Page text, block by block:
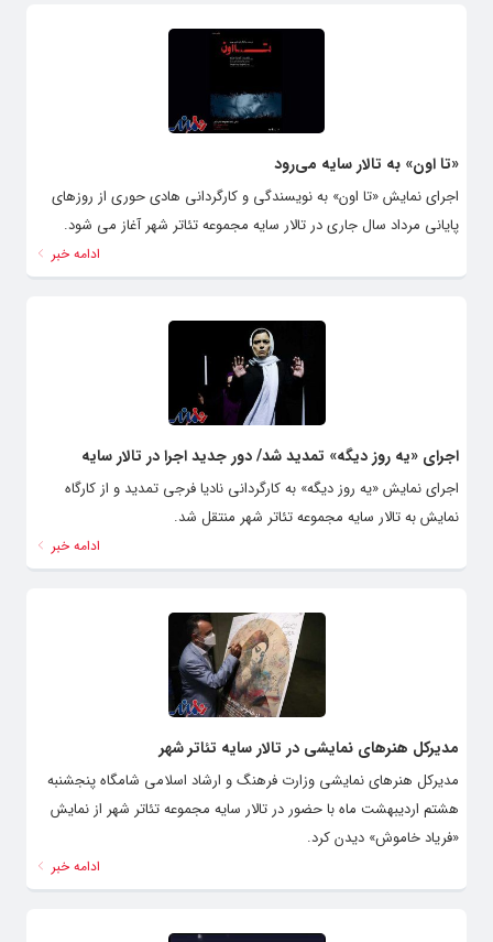
«تا اون» به تالار سایه می‌رود
اجرای نمایش «تا اون» به نویسندگی و کارگردانی هادی حوری از روزهای
پایانی مرداد سال جاری در تالار سایه مجموعه تئاتر شهر آغاز می شود.
ادامه خبر
اجرای «یه روز دیگه» تمدید شد/ دور جدید اجرا در تالار سایه
اجرای نمایش «یه روز دیگه» به کارگردانی نادیا فرجی تمدید و از کارگاه
نمایش به تالار سایه مجموعه تئاتر شهر منتقل شد.
ادامه خبر
مدیرکل هنرهای نمایشی در تالار سایه تئاتر شهر
مدیرکل هنرهای نمایشی وزارت فرهنگ و ارشاد اسلامی شامگاه پنجشنبه
هشتم اردیبهشت ماه با حضور در تالار سایه مجموعه تئاتر شهر از نمایش
«فریاد خاموش» دیدن کرد.
ادامه خبر